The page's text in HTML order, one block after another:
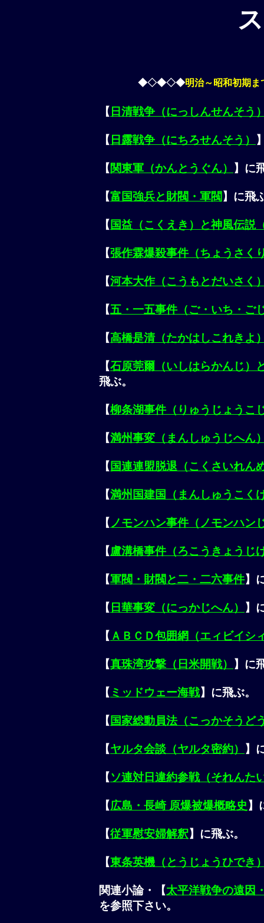
◆◇◆◇◆明治～昭和初期
【 日清戦争（にっしんせんそう
【 日露戦争（にちろせんそう）
【関東軍（かんとうぐん） 】に
【富国強兵と財閥・軍閥 】に飛
【 国益（こくえき）と神風伝説
【張作霖爆殺事件（ちょうさく
【河本大作（こうもとだいさく
【五・一五事件（ご・いち・ご
【高橋是清（たかはしこれきよ
【石原莞爾（いしはらかんじ）
飛ぶ。
【柳条湖事件（りゅうじょうこ
【満州事変（まんしゅうじへん
【 国連連盟脱退（こくさいれん
【満州国建国（まんしゅうこく
【 ノモンハン事件（ノモンハン
【盧溝橋事件（ろこうきょうじ
【軍閥・財閥と二・二六事件】
【 日華事変（にっかじへん） 】
【 ＡＢＣＤ包囲網（エィビイシ
【真珠湾攻撃（日米開戦） 】に
【 ミッドウェー海戦】に飛ぶ。
【 国家総動員法（こっかそうど
【ヤルタ会談（ヤルタ密約） 】
【ソ連対日違約参戦（それんた
【広島・長崎 原爆被爆概略史 】
【従軍慰安婦解釈】に飛ぶ。
【東条英機（とうじょうひでき
関連小論・【太平洋戦争の遠因
を参照下さい。